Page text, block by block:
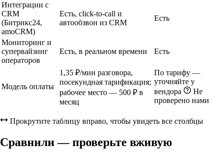
Интеграции с
CRM
(Битрикс24,
amoCRM)
Есть, click-to-call и
автообзвон из CRM
Есть
Мониторинг и
супервайзинг
операторов
Есть, в реальном времени Есть
Модель оплаты
1,35 ₽/мин разговора,
посекундная тарификация;
рабочее место — 500 ₽ в
месяц
По тарифу —
уточняйте у
вендора
Не
проверено нами
Прокрутите таблицу вправо, чтобы увидеть все столбцы
Сравнили — проверьте вживую